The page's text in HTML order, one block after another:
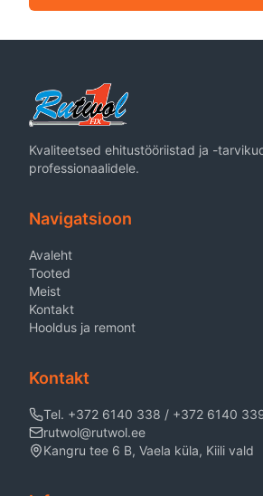
Kvaliteetsed ehitustööriistad ja -
professionaalidele.
Navigatsioon
Avaleht
Tooted
Meist
Kontakt
Hooldus ja remont
Kontakt
Tel. +372 6140 338 / +372 6140
rutwol@rutwol.ee
Kangru tee 6 B, Vaela küla, Kiili vald